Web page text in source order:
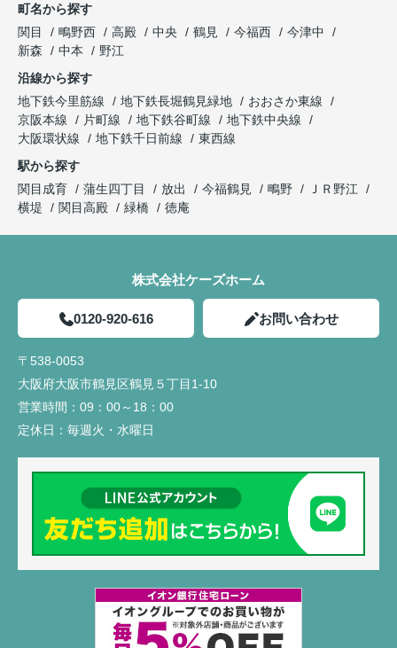
町名から探す
関目
鴫野西 高殿 中央 鶴見 今福西
今津中
新森
中本
野江
沿線から探す
地下鉄今里筋線
地下鉄長堀鶴見緑地
おおさか東線
京阪本線
片町線 地下鉄谷町線
地下鉄中央線
大阪環状線
地下鉄千日前線
東西線
駅から探す
関目成育
蒲生四丁目 放出 今福鶴見 鴫野
ＪＲ野江
横堤
関目高殿 緑橋 徳庵
株式会社ケーズホーム
0120-920-616 お問い合わせ
〒538-0053
大阪府大阪市鶴見区鶴見５丁目1-10
営業時間： 09：00～18：00
定休日： 毎週火・水曜日